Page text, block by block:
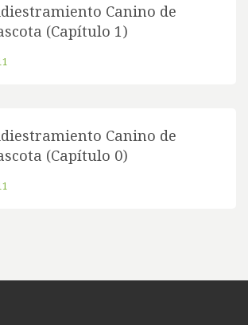
Canino de
(Capítulo 1)
Canino de
(Capítulo 0)